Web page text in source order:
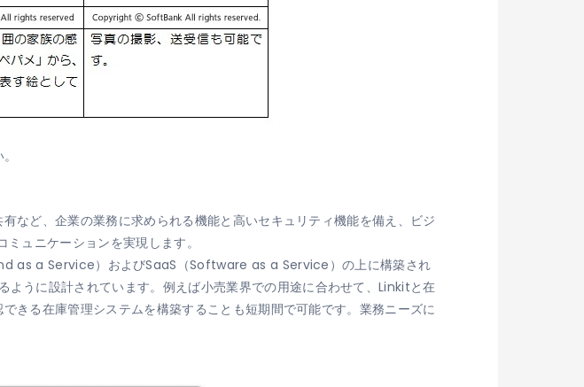
など、企業の業務に求められる機能と高いセキュリティ機能を備え、ビジ
ュニケーションを実現します。
as a Service）およびSaaS（Software as a Service）の上に構築され
うに設計されています。例えば小売業界での用途に合わせて、Linkitと在
きる在庫管理システムを構築することも短期間で可能です。業務ニーズに